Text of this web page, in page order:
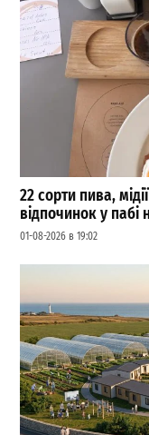
22 сорти пива,
відпочинок у
01-08-2026 в 19:02